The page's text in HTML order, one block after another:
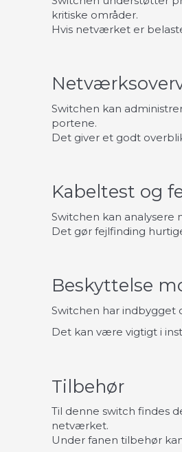
kritiske områder.
Hvis netværket er
Switchen kan
portene.
Det giver et godt
Kabeltest og
Switchen kan
Det gør fejlfinding
Beskyttelse
Switchen har indbygget
Det kan være vigtigt i
Tilbehør
Til denne switch findes
netværket.
Under fanen tilbehør